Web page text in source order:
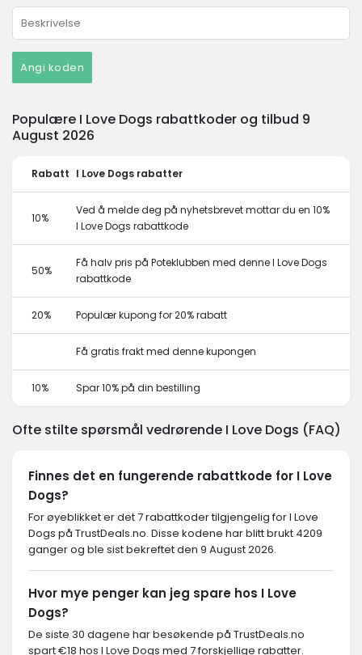
Angi koden
Populære I Love Dogs rabattkoder og tilbud 9
August 2026
Rabatt I Love Dogs rabatter
10%
Ved å melde deg på nyhetsbrevet mottar du en 10%
I Love Dogs rabattkode
50%
Få halv pris på Poteklubben med denne I Love Dogs
rabattkode
20% Populær kupong for 20% rabatt
Få gratis frakt med denne kupongen
10% Spar 10% på din bestilling
Ofte stilte spørsmål vedrørende I Love Dogs (FAQ)
Finnes det en fungerende rabattkode for I Love
Dogs?
For øyeblikket er det 7 rabattkoder tilgjengelig for I Love
Dogs på TrustDeals.no. Disse kodene har blitt brukt 4209
ganger og ble sist bekreftet den 9 August 2026.
Hvor mye penger kan jeg spare hos I Love
Dogs?
De siste 30 dagene har besøkende på TrustDeals.no
spart €18 hos I Love Dogs med 7 forskjellige rabatter.